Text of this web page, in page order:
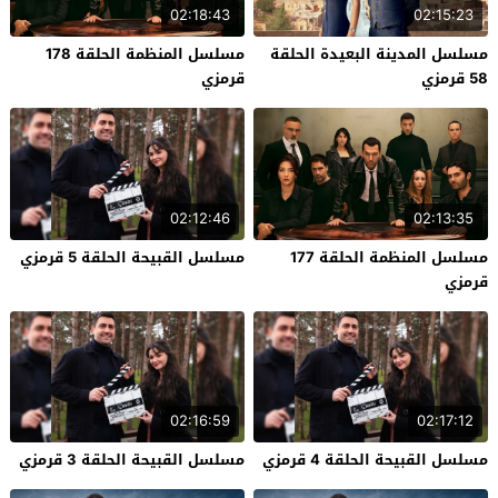
02:15:23
مسلسل المدينة البعيدة الحلقة
58 قرمزي
02:18:43
مسلسل المنظمة الحلقة 178
قرمزي
02:13:35
مسلسل المنظمة الحلقة 177
قرمزي
02:12:46
مسلسل القبيحة الحلقة 5 قرمزي
02:17:12
مسلسل القبيحة الحلقة 4 قرمزي
02:16:59
مسلسل القبيحة الحلقة 3 قرمزي